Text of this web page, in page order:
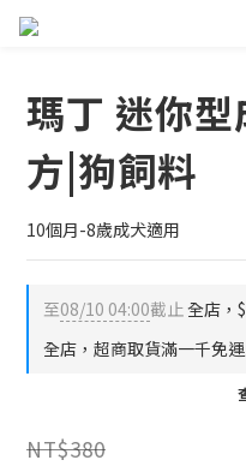
瑪丁 迷你
方|狗飼料
10個月-8歲成犬適用
至08/10 04:00截止全店，
全店，超商取貨滿一千免運
NT$380